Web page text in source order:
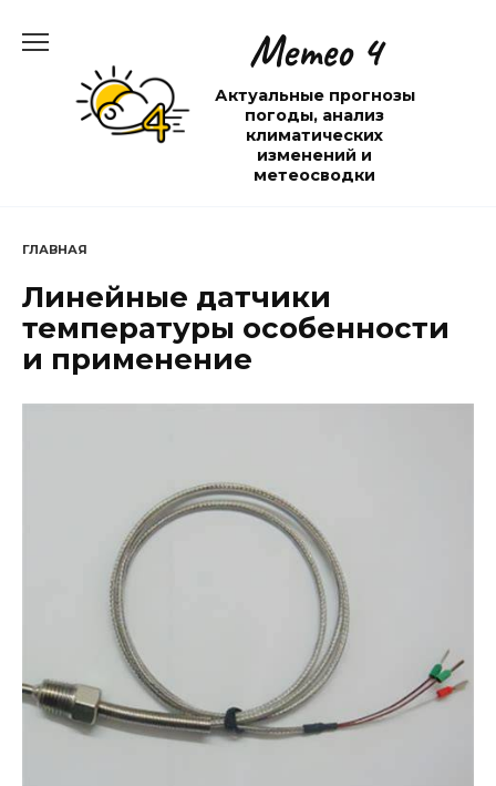
содержанию
Метео 4
Актуальные прогнозы
погоды, анализ
климатических
изменений и
метеосводки
ГЛАВНАЯ
Линейные датчики
температуры особенности
и применение